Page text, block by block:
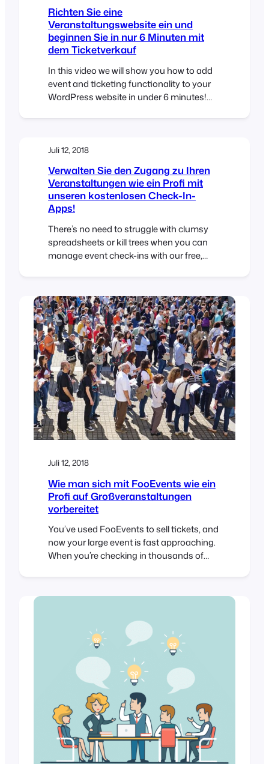
Richten Sie eine
Veranstaltungswebsite ein und
beginnen Sie in nur 6 Minuten mit
dem Ticketverkauf
In this video we will show you how to add
event and ticketing functionality to your
WordPress website in under 6 minutes!
of the video, we will purchase a ticket and
Juli 12, 2018
Verwalten Sie den Zugang zu Ihren
Veranstaltungen wie ein Profi mit
unseren kostenlosen Check-In-
Apps!
There’s no need to struggle with clumsy
spreadsheets or kill trees when you can
manage event check-ins with our free,
tools to manage access to your events
like a pro. View all attendees registered for
your event View attendee information
Search…
Juli 12, 2018
Wie man sich mit FooEvents wie ein
Profi auf Großveranstaltungen
vorbereitet
You’ve used FooEvents to sell tickets, and
now your large event is fast approaching.
When you’re checking in thousands of
attendees, a delay of a single second for
of lost time. In this post…